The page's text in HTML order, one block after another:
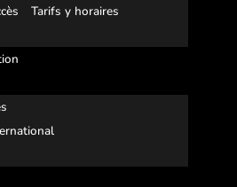
Tarifs y horaires